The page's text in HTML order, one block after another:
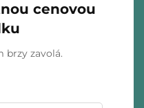
cenovou
brzy zavolá.